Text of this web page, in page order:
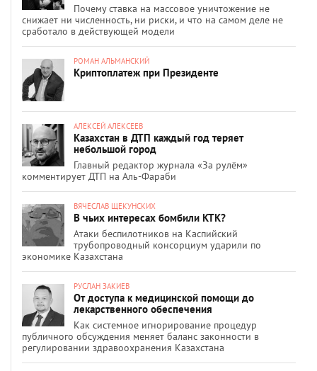
Почему ставка на массовое уничтожение не
снижает ни численность, ни риски, и что на самом деле не
сработало в действующей модели
РОМАН АЛЬМАНСКИЙ
Криптоплатеж при Президенте
АЛЕКСЕЙ АЛЕКСЕЕВ
Казахстан в ДТП каждый год теряет
небольшой город
Главный редактор журнала «За рулём»
комментирует ДТП на Аль-Фараби
ВЯЧЕСЛАВ ЩЕКУНСКИХ
В чьих интересах бомбили КТК?
Атаки беспилотников на Каспийский
трубопроводный консорциум ударили по
экономике Казахстана
РУСЛАН ЗАКИЕВ
От доступа к медицинской помощи до
лекарственного обеспечения
Как системное игнорирование процедур
публичного обсуждения меняет баланс законности в
регулировании здравоохранения Казахстана